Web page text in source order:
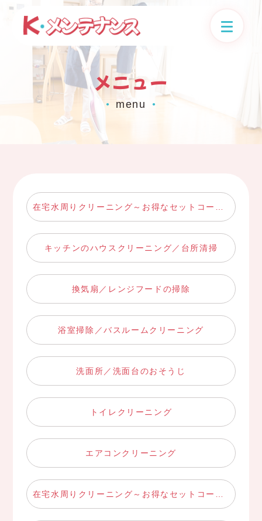
メニュー
● menu ●
在宅水周りクリーニング～お得なセットコース～
キッチンのハウスクリーニング／台所清掃
換気扇／レンジフードの掃除
浴室掃除／バスルームクリーニング
洗面所／洗面台のおそうじ
トイレクリーニング
エアコンクリーニング
在宅水周りクリーニング～お得なセットコース～